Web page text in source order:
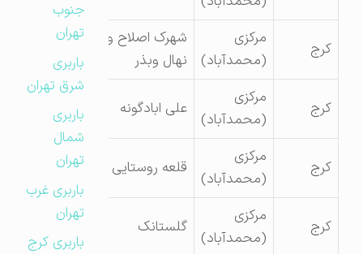
مرکزی
(محمدآباد)
شهرک اصلاح وتهیه
نهال وبذر
مرکزی
(محمدآباد)
علی ابادگونه
مرکزی
(محمدآباد)
قلعه روستایی
مرکزی
(محمدآباد)
گلستانک
جنوب
تهران
باربری
شرق تهران
باربری
شمال
تهران
باربری غرب
تهران
باربری کرج